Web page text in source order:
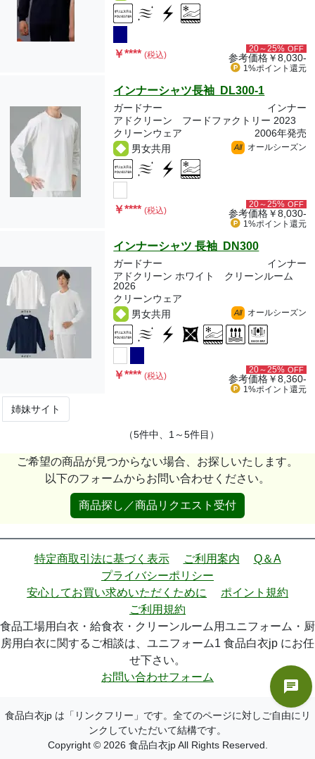
￥**** (税込)
20～25% OFF
参考価格￥8,030-
1%ポイント 還元
インナーシャツ長袖 DL300-1
ガードナー
インナー
アドクリーン フードファクトリー 2023
クリーンウェア
2006年発売
男女共用
All オールシーズン
￥**** (税込)
20～25% OFF
参考価格￥8,030-
1%ポイント 還元
インナーシャツ 長袖 DN300
ガードナー
インナー
アドクリーン ホワイト クリーンルーム
2026
クリーンウェア
男女共用
All オールシーズン
￥**** (税込)
20～25% OFF
参考価格￥8,360-
1%ポイント 還元
姉妹サイト
（5件中、1～5件目）
ご希望の商品が見つからない場合、お探しいたします。
以下のフォームからお問い合わせください。
商品探し／商品リクエスト受付
特定商取引法に基づく表示 ご利用案内
Q＆A
プライバシーポリシー
安心してお買い求めいただくために
ポイント規約
ご利用規約
食品工場用白衣・給食衣・クリーンルーム用ユニフォーム・厨
房用白衣に関するご相談は、ユニフォーム1 食品白衣jp にお任
せ下さい。
お問い合わせフォーム
食品白衣jp は「リンクフリー」です。全てのページに対しご自由にリ
ンクしていただいて結構です。
Copyright © 2026 食品白衣jp All Rights Reserved.